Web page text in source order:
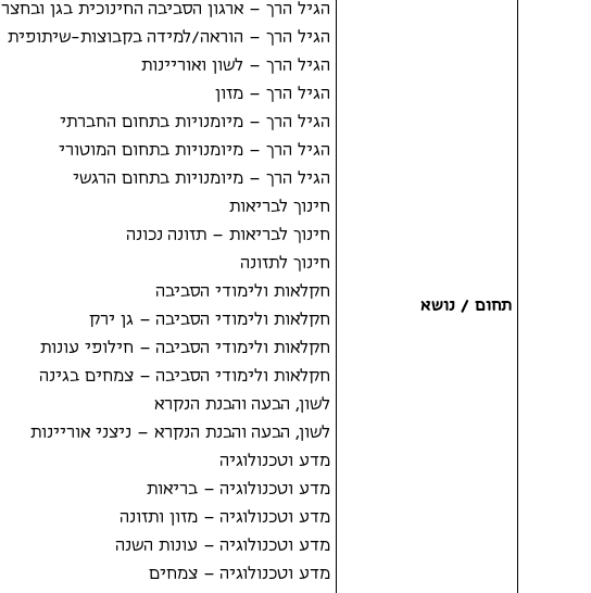
תחום / נושא
הגיל הרך – ארגון הסביבה החינוכית בגן ובחצר
הגיל הרך – הוראה/למידה בקבוצות-שיתופית
הגיל הרך – לשון ואוריינות
הגיל הרך – מזון
הגיל הרך – מיומנויות בתחום החברתי
הגיל הרך – מיומנויות בתחום המוטורי
הגיל הרך – מיומנויות בתחום הרגשי
חינוך לבריאות
חינוך לבריאות – תזונה נכונה
חינוך לתזונה
חקלאות ולימודי הסביבה
חקלאות ולימודי הסביבה – גן ירק
חקלאות ולימודי הסביבה – חילופי עונות
חקלאות ולימודי הסביבה – צמחים בגינה
לשון, הבעה והבנת הנקרא
לשון, הבעה והבנת הנקרא – ניצני אוריינות
מדע וטכנולוגיה
מדע וטכנולוגיה – בריאות
מדע וטכנולוגיה – מזון ותזונה
מדע וטכנולוגיה – עונות השנה
מדע וטכנולוגיה – צמחים